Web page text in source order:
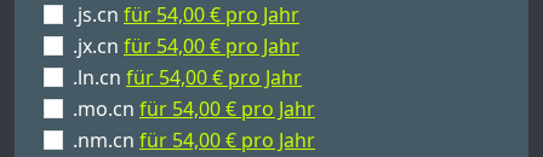
.js.cn für 54,00 € pro Jahr
.jx.cn für 54,00 € pro Jahr
.ln.cn für 54,00 € pro Jahr
.mo.cn für 54,00 € pro Jahr
.nm.cn für 54,00 € pro Jahr